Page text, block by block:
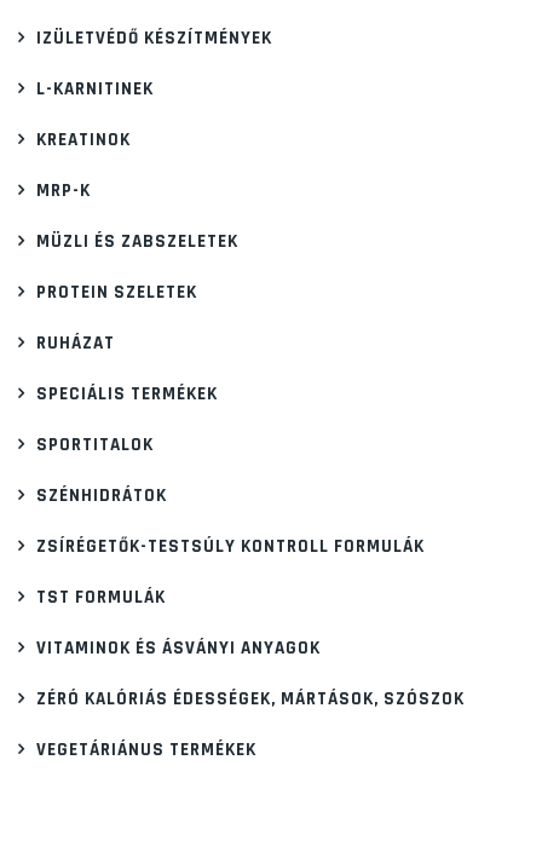
IZÜLETVÉDŐ KÉSZÍTMÉNYEK
L-KARNITINEK
KREATINOK
MRP-K
MÜZLI ÉS ZABSZELETEK
PROTEIN SZELETEK
RUHÁZAT
SPECIÁLIS TERMÉKEK
SPORTITALOK
SZÉNHIDRÁTOK
ZSÍRÉGETŐK-TESTSÚLY KONTROLL FORMULÁK
TST FORMULÁK
VITAMINOK ÉS ÁSVÁNYI ANYAGOK
ZÉRÓ KALÓRIÁS ÉDESSÉGEK, MÁRTÁSOK, SZÓSZOK
VEGETÁRIÁNUS TERMÉKEK